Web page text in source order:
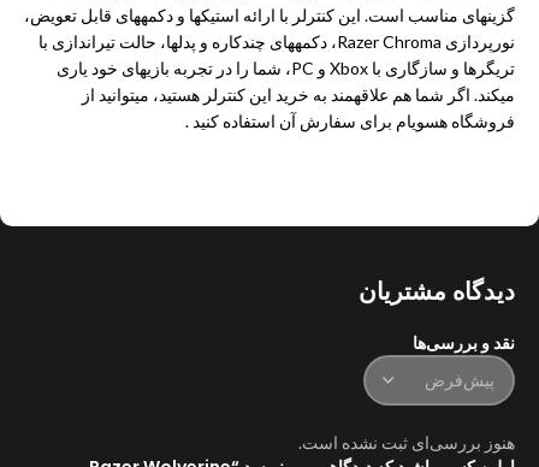
گزینهای مناسب است. این کنترلر با ارائه استیکها و دکمههای قابل تعویض،
نورپردازی Razer Chroma، دکمههای چندکاره و پدلها، حالت تیراندازی با
تریگرها و سازگاری با Xbox و PC، شما را در تجربه بازیهای خود یاری
میکند. اگر شما هم علاقهمند به خرید این کنترلر هستید، میتوانید از
فروشگاه هسویام برای سفارش آن استفاده کنید .
دیدگاه مشتریان
نقد و بررسی‌ها
هنوز بررسی‌ای ثبت نشده است.